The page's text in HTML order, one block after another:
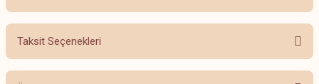
Bu ürüne ilk yorumu siz yapın!
Taksit Seçenekleri